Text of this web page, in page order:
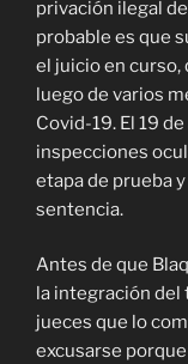
privación ilegal
probable es que
el juicio en curso,
luego de varios
Covid-19. El 19
inspecciones
etapa de prueba
sentencia.
Antes de que
la integración del
jueces que lo
excusarse